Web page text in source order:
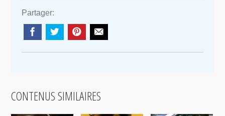
Partager:
CONTENUS SIMILAIRES